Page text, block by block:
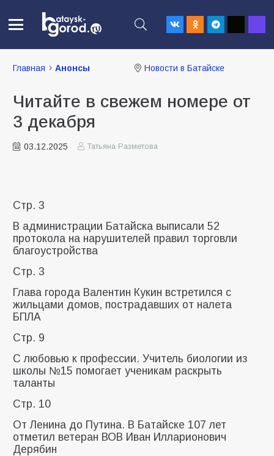
Главная Анонсы Новости в Батайске
Читайте в свежем номере от
3 декабря
03.12.2025 Татьяна Разметова
Стр. 3
В администрации Батайска выписали 52
протокола на нарушителей правил торговли
благоустройства
Стр. 3
Глава города Валентин Кукин встретился с
жильцами домов, пострадавших от налета
БПЛА
Стр. 9
C любовью к профессии. Учитель биологии из
школы №15 помогает ученикам раскрыть
таланты
Стр. 10
От Ленина до Путина. В Батайске 107 лет
отметил ветеран ВОВ Иван Илларионович
Дерябин